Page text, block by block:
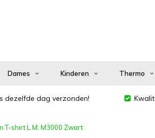
Dames Kinderen Thermo
dezelfde dag verzonden!
T-shirt L.M. M3000 Zwart